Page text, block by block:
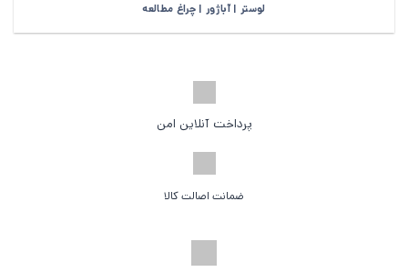
لوستر | آباژور | چراغ مطالعه
پرداخت آنلاین امن
ضمانت اصالت کالا